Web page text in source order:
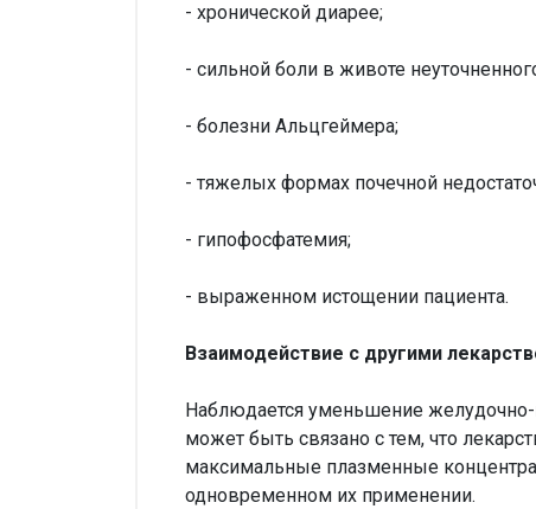
- хронической диарее;
- сильной боли в животе
- болезни Альцгеймера;
- тяжелых формах почечной
- гипофосфатемия;
- выраженном истощении пациента.
Взаимодействие с другими
Наблюдается уменьшение
может быть связано с тем, что
максимальные плазменные
одновременном их применении.